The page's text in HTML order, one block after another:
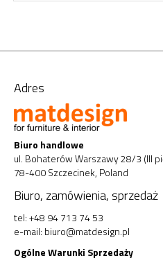
Adres
Biuro handlowe
ul. Bohaterów Warszawy 28/3 (III
78-400 Szczecinek, Poland
Biuro, zamówienia, sprzedaż
tel: +48 94 713 74 53
e-mail: biuro@matdesign.pl
Ogólne Warunki Sprzedaży